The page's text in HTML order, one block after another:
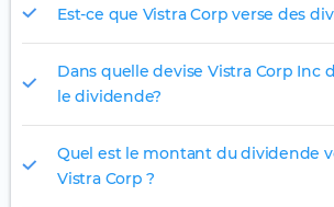
Est-ce que Vistra Corp verse des
Dans quelle devise Vistra Corp Inc
le dividende?
Quel est le montant du dividende
Vistra Corp ?